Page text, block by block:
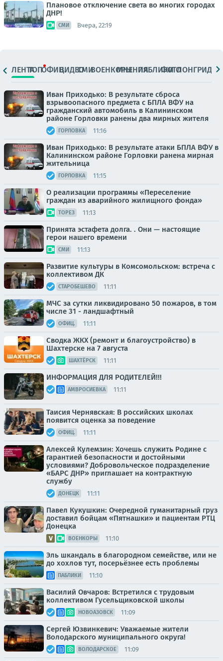
Плановое отключение света во многих городах
ДНР!
СМИ Вчера, 22:19
ЛЕНТАТОПОФИЦ.ВИДЕОСМИВОЕНКОРЫМНЕНИЯПАБЛИКИ
ФОТОЛОНГРИДЫ
Иван Приходько: В результате сброса
взрывоопасного предмета с БПЛА ВФУ на
гражданский автомобиль в Калининском
районе Горловки ранены два мирных жителя
ГОРЛОВКА 11:16
Иван Приходько: В результате атаки БПЛА ВФУ в
Калининском районе Горловки ранена мирная
жительница
ГОРЛОВКА 11:15
О реализации программы «Переселение
граждан из аварийного жилищного фонда»
ТОРЕЗ 11:13
Принята эстафета долга. . Они — настоящие
герои нашего времени
СМИ 11:13
Развитие культуры в Комсомольском: встреча с
коллективом ДК
СТАРОБЕШЕВО 11:11
МЧС за сутки ликвидировано 50 пожаров, в том
числе 31 - ландшафтный
ОФИЦ. 11:11
Сводка ЖКХ (ремонт и благоустройство) в
Шахтерске на 7 августа
ШАХТЁРСК 11:11
ИНФОРМАЦИЯ ДЛЯ РОДИТЕЛЕЙ!!!
АМВРОСИЕВКА 11:11
Таисия Чернявская: В российских школах
появится оценка за поведение
ОФИЦ. 11:11
Алексей Кулемзин: Хочешь служить Родине с
гарантией безопасности и достойными
условиями? Добровольческое подразделение
«БАРС ДНР» приглашает на контрактную
службу
ДОНЕЦК 11:11
Павел Кукушкин: Очередной гуманитарный груз
доставил бойцам «Пятнашки» и пациентам РТЦ
Донецка
ВОЕНКОРЫ 11:10
Эль шкандаль в благородном семействе, или не
до хохлов тут, посерьёзнее есть проблемы
ПАБЛИКИ 11:10
Василий Овчаров: Встретился с трудовым
коллективом Гусельщиковской школы
НОВОАЗОВСК 11:09
Сергей Юзвинкевич: Уважаемые жители
Володарского муниципального округа!
ВОЛОДАРСКОЕ 11:09